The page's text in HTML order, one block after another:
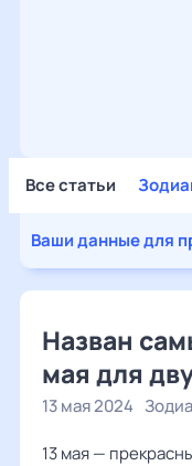
Все статьи
Ваши данные для
Назван
мая для
13 мая 2024
13 мая —